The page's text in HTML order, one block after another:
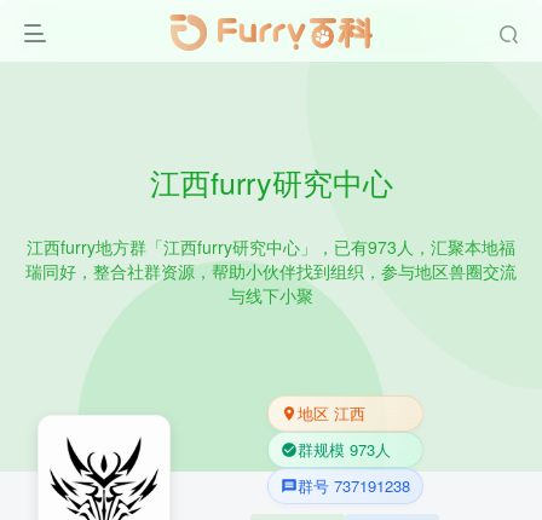
江西furry研究中心
江西furry地方群「江西furry研究中心」，已有973人，汇聚本地福
瑞同好，整合社群资源，帮助小伙伴找到组织，参与地区兽圈交流
与线下小聚
地区 江西
群规模 973人
群号 737191238